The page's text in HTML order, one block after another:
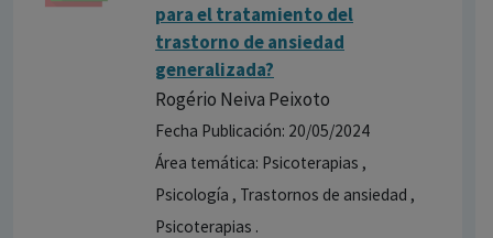
para el tratamiento del
trastorno de ansiedad
generalizada?
Rogério Neiva Peixoto
Fecha Publicación: 20/05/2024
Área temática: Psicoterapias ,
Psicología , Trastornos de ansiedad ,
Psicoterapias .